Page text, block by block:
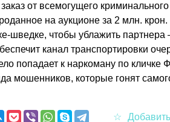
от всемогущего
на аукционе за 2 млн.
шведке, чтобы ублажить
канал транспортировки
попадает к наркоману по
мошенников, которые гонят